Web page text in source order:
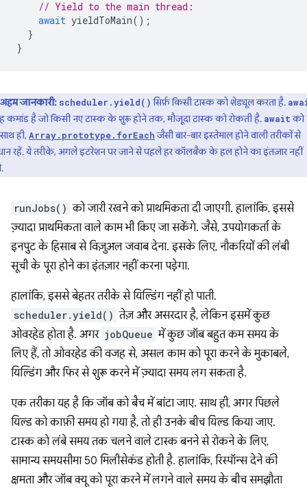
// Yield to the main thread:
await yieldToMain();
}
}
अहम जानकारी: scheduler.yield() सिर्फ़ किसी टास्क को शेड्यूल करता है.
कमांड है जो किसी नए टास्क के शुरू होने तक, मौजूदा टास्क को रोकती है. awaitको
ही, Array.prototype.forEachजैसी बार-बार इस्तेमाल होने वाली तरीकों से
रहें. ये तरीके, अगले इटरेशन पर जाने से पहले हर कॉलबैक के हल होने का इंतज़ार नहीं
runJobs() को जारी रखने को प्राथमिकता दी जाएगी. हालांकि, इससे
ज़्यादा प्राथमिकता वाले काम भी किए जा सकेंगे. जैसे, उपयोगकर्ता के
इनपुट के हिसाब से विज़ुअल जवाब देना. इसके लिए, नौकरियों की लंबी
सूची के पूरा होने का इंतज़ार नहीं करना पड़ेगा.
हालांकि, इससे बेहतर तरीके से यिल्डिंग नहीं हो पाती.
scheduler.yield() तेज़ और असरदार है, लेकिन इसमें कुछ
ओवरहेड होता है. अगर jobQueue में कुछ जॉब बहुत कम समय के
लिए हैं, तो ओवरहेड की वजह से, असल काम को पूरा करने के मुकाबले,
यिल्डिंग और फिर से शुरू करने में ज़्यादा समय लग सकता है.
एक तरीका यह है कि जॉब को बैच में बांटा जाए. साथ ही, अगर पिछले
यिल्ड को काफ़ी समय हो गया है, तो ही उनके बीच यिल्ड किया जाए.
टास्क को लंबे समय तक चलने वाले टास्क बनने से रोकने के लिए,
सामान्य समयसीमा 50 मिलीसेकंड होती है. हालांकि, रिस्पॉन्स देने की
क्षमता और जॉब क्यू को पूरा करने में लगने वाले समय के बीच समझौता